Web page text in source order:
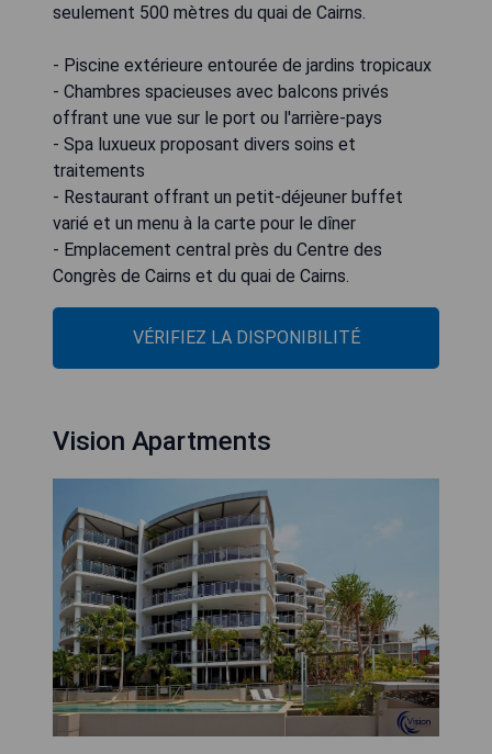
seulement 500 mètres du quai de Cairns.
- Piscine extérieure entourée de jardins tropicaux
- Chambres spacieuses avec balcons privés
offrant une vue sur le port ou l'arrière-pays
- Spa luxueux proposant divers soins et
traitements
- Restaurant offrant un petit-déjeuner buffet
varié et un menu à la carte pour le dîner
- Emplacement central près du Centre des
Congrès de Cairns et du quai de Cairns.
VÉRIFIEZ LA DISPONIBILITÉ
Vision Apartments